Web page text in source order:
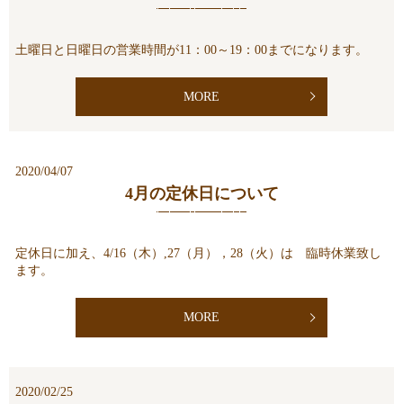
土曜日と日曜日の営業時間が11：00～19：00までになります。
MORE
2020/04/07
4月の定休日について
定休日に加え、4/16（木）,27（月），28（火）は 臨時休業致し
ます。
MORE
2020/02/25